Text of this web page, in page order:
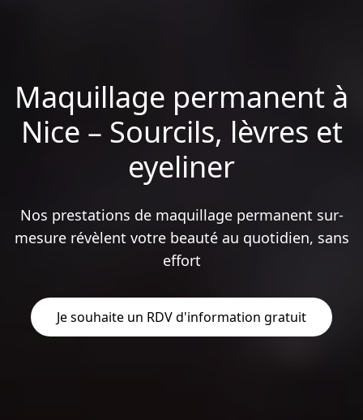
Maquillage permanent à
Nice – Sourcils, lèvres et
eyeliner
Nos prestations de maquillage permanent sur-
mesure révèlent votre beauté au quotidien, sans
effort
Je souhaite un RDV d'information gratuit